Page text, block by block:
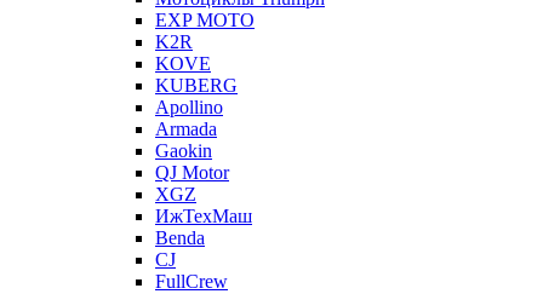
EXP MOTO
K2R
KOVE
KUBERG
Apollino
Armada
Gaokin
QJ Motor
XGZ
ИжТехМаш
Benda
CJ
FullCrew